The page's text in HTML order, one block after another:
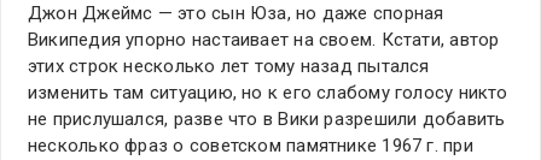
Джон Джеймс — это сын Юза, но даже спорная
Википедия упорно настаивает на своем. Кстати, автор
этих строк несколько лет тому назад пытался
изменить там ситуацию, но к его слабому голосу никто
не прислушался, разве что в Вики разрешили добавить
несколько фраз о советском памятнике 1967 г. при